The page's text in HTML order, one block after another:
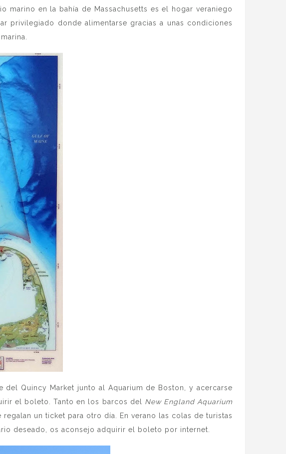
marino en la bahía de Massachusetts es el hogar veraniego
privilegiado donde alimentarse gracias a unas condiciones
Quincy Market junto al Aquarium de Boston, y acercarse
el boleto. Tanto en los barcos del New England Aquarium
un ticket para otro día. En verano las colas de turistas
deseado, os aconsejo adquirir el boleto por internet.